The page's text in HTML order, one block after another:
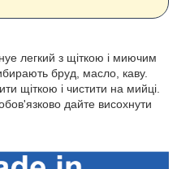
легкий з щіткою і миючим
бруд, масло, каву.
щіткою і чистити на мийці.
дайте висохнути